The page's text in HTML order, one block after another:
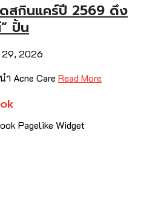
สกินแคร์ปี 2569 ดึง
ปั้น
29, 2026
ำ Acne Care Read More